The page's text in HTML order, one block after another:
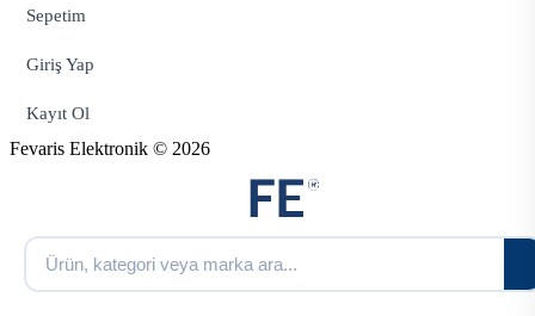
Sepetim
Giriş Yap
Kayıt Ol
Fevaris Elektronik © 2026